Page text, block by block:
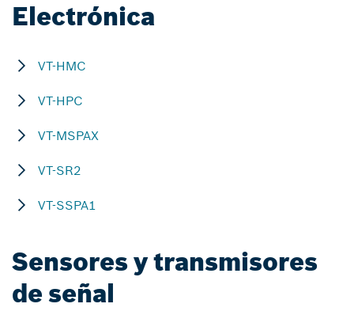
Electrónica
VT-HMC
VT-HPC
VT-MSPAX
VT-SR2
VT-SSPA1
Sensores y transmisores
de señal